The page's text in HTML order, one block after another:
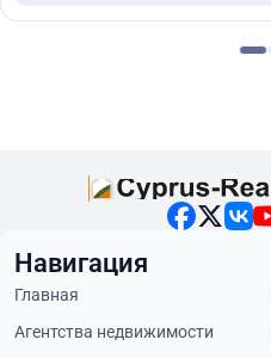
Навигация
Главная
Агентства недвижимости